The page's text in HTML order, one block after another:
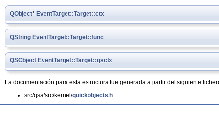
QObject* EventTarget::Target::ctx
QString EventTarget::Target::func
QSObject EventTarget::Target::qsctx
La documentación para esta estructura fue generada a partir del siguiente
src/qsa/src/kernel/quickobjects.h